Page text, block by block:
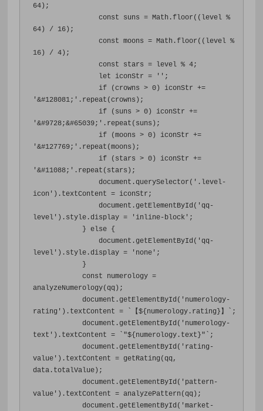
64 );
const
suns = Math . floor (( level %
64 ) / 16 );
const moons = Math . floor (( level %
16 ) / 4 );
const
stars = level % 4;
                let iconStr
= '' ;
if
(crowns > 0 ) iconStr +=
'&#128081;' . repeat (crowns );
if
( suns > 0 ) iconStr +=
'&#9728;&#65039;' . repeat ( suns );
if
(moons > 0 ) iconStr +=
'&#127769;' . repeat (moons );
if
( stars > 0 ) iconStr +=
'&#11088;' . repeat ( stars );
                document
. querySelector ( '.level-
icon' ). textContent = iconStr ;
                document
. getElementById ( 'qq-
level' ). style . display = 'inline-block' ;
}
else {
                document
. getElementById ( 'qq-
level' ). style . display = 'none' ;
}
const
numerology =
analyzeNumerology( qq );
            document
. getElementById ( 'numerology-
rating' ). textContent = `【${ numerology . rating }】`;
            document
. getElementById ( 'numerology-
text' ). textContent = "${numerology.text}"
`;
            document
. getElementById ( 'rating-
value' ). textContent = getRating ( qq ,
data . totalValue );
            document
. getElementById ( 'pattern-
value' ). textContent = analyzePattern ( qq );
            document
. getElementById ( 'market-